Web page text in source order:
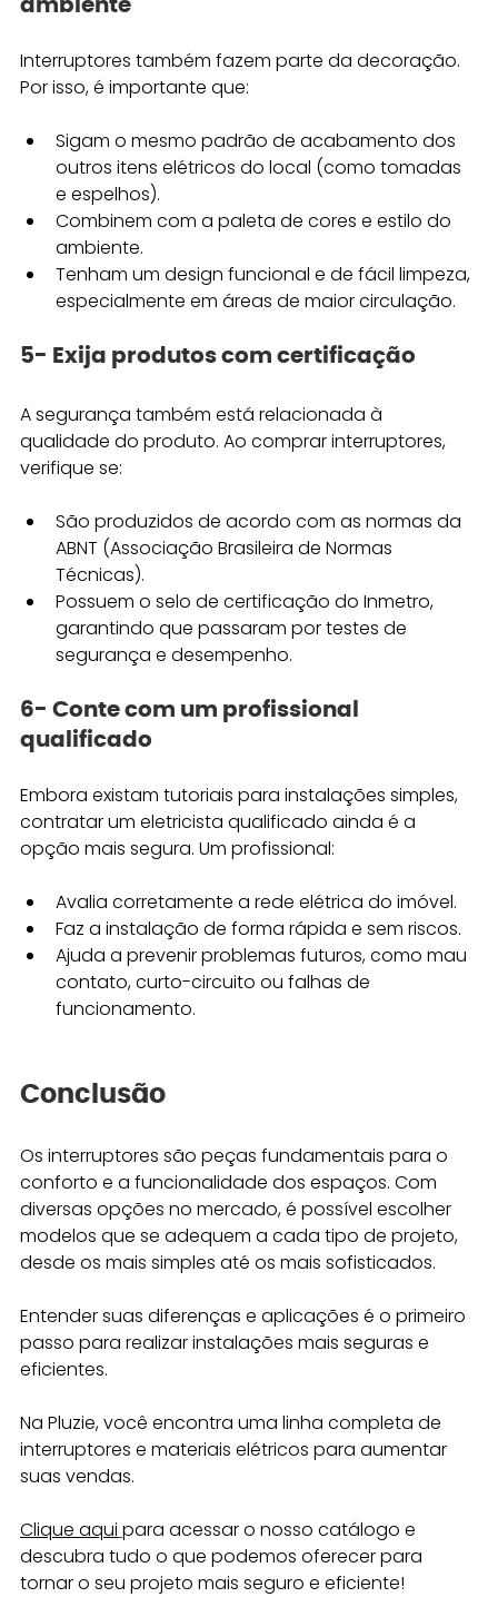
ambiente
Interruptores também fazem parte da decoração.
Por isso, é importante que:
Sigam o mesmo padrão de acabamento dos
outros itens elétricos do local (como tomadas
e espelhos).
Combinem com a paleta de cores e estilo do
ambiente.
Tenham um design funcional e de fácil limpeza,
especialmente em áreas de maior circulação.
5- Exija produtos com certificação
A segurança também está relacionada à
qualidade do produto. Ao comprar interruptores,
verifique se:
São produzidos de acordo com as normas da
ABNT (Associação Brasileira de Normas
Técnicas).
Possuem o selo de certificação do Inmetro,
garantindo que passaram por testes de
segurança e desempenho.
6- Conte com um profissional
qualificado
Embora existam tutoriais para instalações simples,
contratar um eletricista qualificado ainda é a
opção mais segura. Um profissional:
Avalia corretamente a rede elétrica do imóvel.
Faz a instalação de forma rápida e sem riscos.
Ajuda a prevenir problemas futuros, como mau
contato, curto-circuito ou falhas de
funcionamento.
Conclusão
Os interruptores são peças fundamentais para o
conforto e a funcionalidade dos espaços. Com
diversas opções no mercado, é possível escolher
modelos que se adequem a cada tipo de projeto,
desde os mais simples até os mais sofisticados.
Entender suas diferenças e aplicações é o primeiro
passo para realizar instalações mais seguras e
eficientes.
Na Pluzie, você encontra uma linha completa de
interruptores e materiais elétricos para aumentar
suas vendas.
Clique aqui para acessar o nosso catálogo e
descubra tudo o que podemos oferecer para
tornar o seu projeto mais seguro e eficiente!